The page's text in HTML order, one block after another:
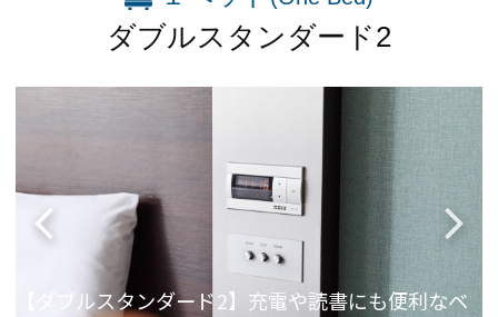
ダブルスタンダード2
【ダブルスタンダード2】充電や読書にも便利なベ